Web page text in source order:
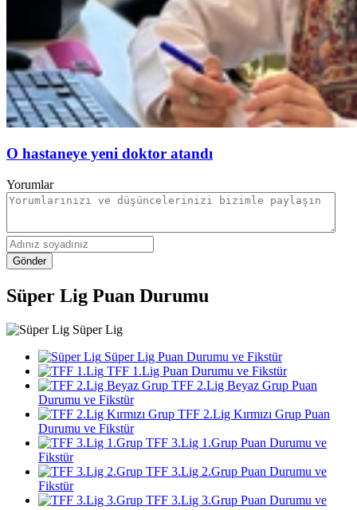
O hastaneye yeni doktor atandı
Yorumlar
Gönder
Süper Lig Puan Durumu
Süper Lig
Süper Lig Puan Durumu ve Fikstür
TFF 1.Lig Puan Durumu ve Fikstür
TFF 2.Lig Beyaz Grup Puan
Durumu ve Fikstür
TFF 2.Lig Kırmızı Grup Puan
Durumu ve Fikstür
TFF 3.Lig 1.Grup Puan Durumu ve
Fikstür
TFF 3.Lig 2.Grup Puan Durumu ve
Fikstür
TFF 3.Lig 3.Grup Puan Durumu ve